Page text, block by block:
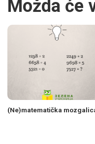
Možda će
(Ne)matematička